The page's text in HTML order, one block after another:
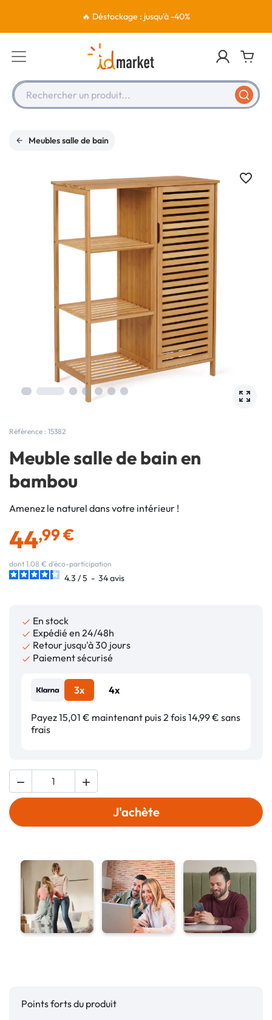
🔥 Déstockage : jusqu'à -40%
Rechercher un produit...
Meubles salle de bain
Référence : 15382
Meuble salle de bain en
bambou
Amenez le naturel dans votre intérieur !
44,99 €
dont 1.08 € d'éco-participation
4.3 /5 - 34avis
 En stock
 Expédié en 24/48h
 Retour jusqu'à 30 jours
 Paiement sécurisé
3x 4x
Payez 15,01 € maintenant puis 2 fois 14,99 € sans
frais
 
J'achète
favorite_border
Points forts du produit